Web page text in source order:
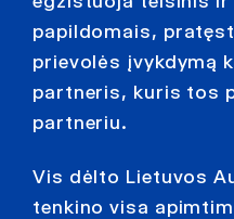
papildomais,
prievolės įvykdymą
partneris, kuris tos
partneriu.
Vis dėlto Lietuvos
tenkino visa